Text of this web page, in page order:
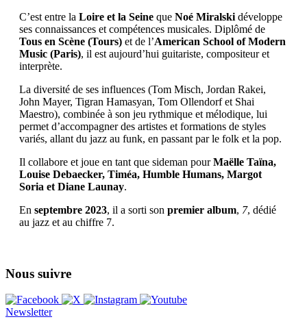
C’est entre la Loire et la Seine que Noé Miralski développe
ses connaissances et compétences musicales. Diplômé de
Tous en Scène (Tours) et de l’American School of Modern
Music (Paris), il est aujourd’hui guitariste, compositeur et
interprète.
La diversité de ses influences (Tom Misch, Jordan Rakei,
John Mayer, Tigran Hamasyan, Tom Ollendorf et Shai
Maestro), combinée à son jeu rythmique et mélodique, lui
permet d’accompagner des artistes et formations de styles
variés, allant du jazz au funk, en passant par le folk et la pop.
Il collabore et joue en tant que sideman pourMaëlle Taïna,
Louise Debaecker, Timéa, Humble Humans, Margot
Soria et Diane Launay.
En septembre 2023, il a sorti son premier album, 7, dédié
au jazz et au chiffre 7.
Nous suivre
Newsletter